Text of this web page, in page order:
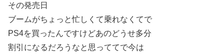
その発売日
ブームがちょっと忙しくて乗れなくてで
PS4を買ったんですけどあのどうせ多分
割引になるだろうなと思っててで今は